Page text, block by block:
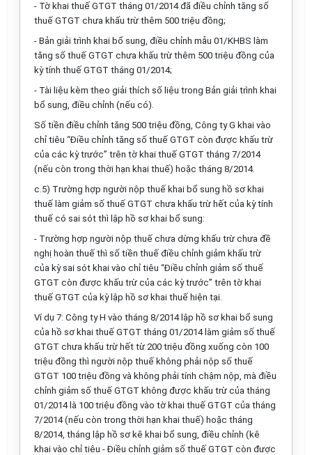
- Tờ khai thuế GTGT tháng 01/2014 đã điều chỉnh tăng số
thuế GTGT chưa khấu trừ thêm 500 triệu đồng;
- Bản giải trình khai bổ sung, điều chỉnh mẫu 01/KHBS làm
tăng số thuế GTGT chưa khấu trừ thêm 500 triệu đồng của
kỳ tính thuế GTGT tháng 01/2014;
- Tài liệu kèm theo giải thích số liệu trong Bản giải trình khai
bổ sung, điều chỉnh (nếu có).
Số tiền điều chỉnh tăng 500 triệu đồng, Công ty G khai vào
chỉ tiêu “Điều chỉnh tăng số thuế GTGT còn được khấu trừ
của các kỳ trước” trên tờ khai thuế GTGT tháng 7/2014
(nếu còn trong thời hạn khai thuế) hoặc tháng 8/2014.
c.5) Trường hợp người nộp thuế khai bổ sung hồ sơ khai
thuế làm giảm số thuế GTGT chưa khấu trừ hết của kỳ tính
thuế có sai sót thì lập hồ sơ khai bổ sung:
- Trường hợp người nộp thuế chưa dừng khấu trừ chưa đề
nghị hoàn thuế thì số tiền thuế điều chỉnh giảm khấu trừ
của kỳ sai sót khai vào chỉ tiêu “Điều chỉnh giảm số thuế
GTGT còn được khấu trừ của các kỳ trước” trên tờ khai
thuế GTGT của kỳ lập hồ sơ khai thuế hiện tại.
Ví dụ 7: Công ty H vào tháng 8/2014 lập hồ sơ khai bổ sung
của hồ sơ khai thuế GTGT tháng 01/2014 làm giảm số thuế
GTGT chưa khấu trừ hết từ 200 triệu đồng xuống còn 100
triệu đồng thì người nộp thuế không phải nộp số thuế
GTGT 100 triệu đồng và không phải tính chậm nộp, mà điều
chỉnh giảm số thuế GTGT không được khấu trừ của tháng
01/2014 là 100 triệu đồng vào tờ khai thuế GTGT của tháng
7/2014 (nếu còn trong thời hạn khai thuế) hoặc tháng
8/2014, tháng lập hồ sơ kê khai bổ sung, điều chỉnh (kê
khai vào chỉ tiêu - Điều chỉnh giảm số thuế GTGT còn được